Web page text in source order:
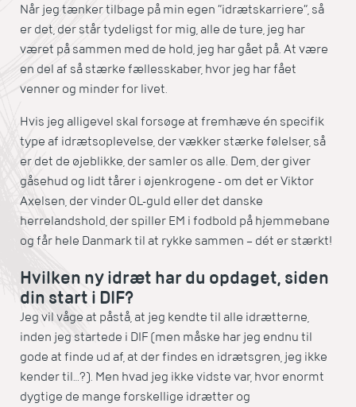
Når jeg tænker tilbage på min egen ”idrætskarriere”, så
er det, der står tydeligst for mig, alle de ture, jeg har
været på sammen med de hold, jeg har gået på. At være
en del af så stærke fællesskaber, hvor jeg har fået
venner og minder for livet.
Hvis jeg alligevel skal forsøge at fremhæve én specifik
type af idrætsoplevelse, der vækker stærke følelser, så
er det de øjeblikke, der samler os alle. Dem, der giver
gåsehud og lidt tårer i øjenkrogene - om det er Viktor
Axelsen, der vinder OL-guld eller det danske
herrelandshold, der spiller EM i fodbold på hjemmebane
og får hele Danmark til at rykke sammen – dét er stærkt!
Hvilken ny idræt har du opdaget, siden
din start i DIF?
Jeg vil våge at påstå, at jeg kendte til alle idrætterne,
inden jeg startede i DIF (men måske har jeg endnu til
gode at finde ud af, at der findes en idrætsgren, jeg ikke
kender til…?). Men hvad jeg ikke vidste var, hvor enormt
dygtige de mange forskellige idrætter og